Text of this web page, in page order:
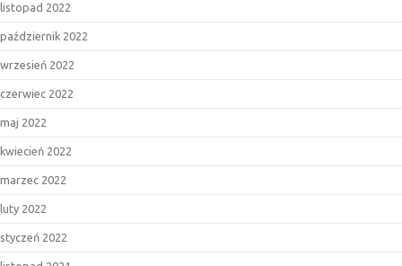
listopad 2022
październik 2022
wrzesień 2022
czerwiec 2022
maj 2022
kwiecień 2022
marzec 2022
luty 2022
styczeń 2022